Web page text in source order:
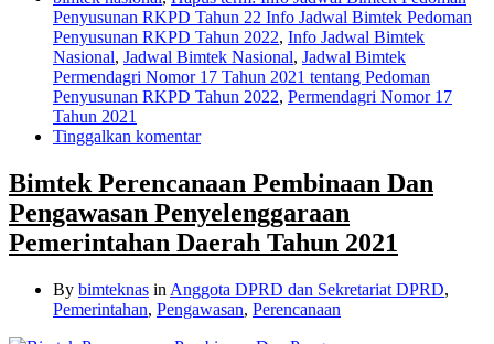
Penyusunan RKPD Tahun 22 Info Jadwal Bimtek Pedoman
Penyusunan RKPD Tahun 2022, Info Jadwal Bimtek
Nasional, Jadwal Bimtek Nasional, Jadwal Bimtek
Permendagri Nomor 17 Tahun 2021 tentang Pedoman
Penyusunan RKPD Tahun 2022, Permendagri Nomor 17
Tahun 2021
Tinggalkan komentar
Bimtek Perencanaan Pembinaan Dan
Pengawasan Penyelenggaraan
Pemerintahan Daerah Tahun 2021
By bimteknas in Anggota DPRD dan Sekretariat DPRD,
Pemerintahan, Pengawasan, Perencanaan